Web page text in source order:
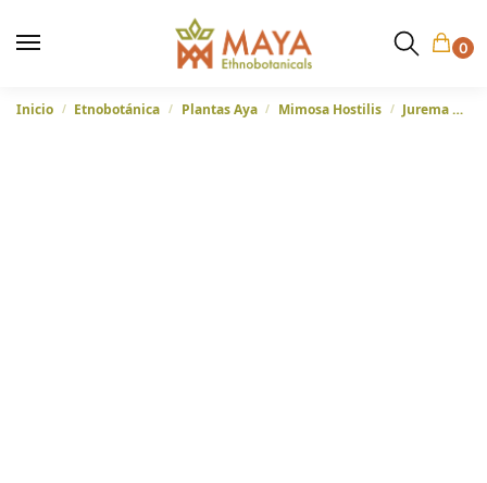
0
Inicio / Etnobotánica / Plantas Aya / Mimosa Hostilis / Jurema Preta (Mimosa Hostilis) – Corteza de raíz de Brasil